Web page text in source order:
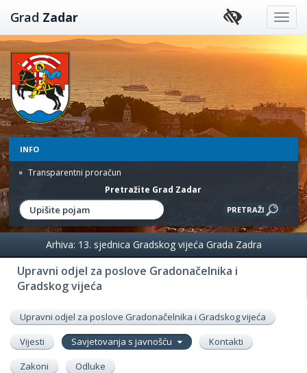
Preskoči
na
sadržaj
Grad Zadar
INFO
Transparentni proračun
Pretražite Grad Zadar
Upravni odjel za poslove Gradonačelnika i
Gradskog vijeća
Arhiva: 13. sjednica Gradskog vijeća Grada Zadra
Upravni odjel za poslove Gradonačelnika i Gradskog vijeća
Vijesti
Savjetovanja s javnošću
Kontakti
Zakoni
Odluke